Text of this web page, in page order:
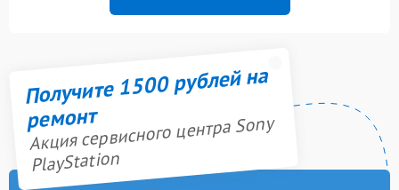
Получите 1500 рублей на
ремонт
Акция сервисного центра Sony
PlayStation